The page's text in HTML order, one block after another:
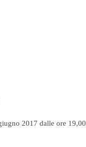
2017 dalle ore 19,00